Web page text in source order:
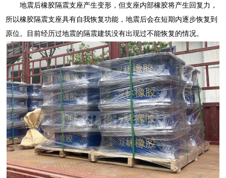
地震后橡胶隔震支座产生变形，但支座内部橡胶将产生回复力，
所以橡胶隔震支座具有自我恢复功能，地震后会在短期内逐步恢复到
原位。目前经历过地震的隔震建筑没有出现过不能恢复的情况。